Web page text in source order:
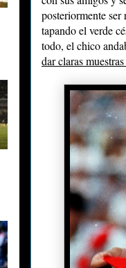
posteriormente
tapando el verde
todo, el chico
dar claras